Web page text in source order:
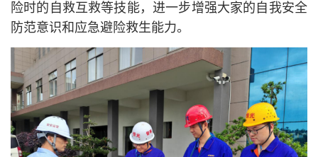
险时的自救互救等技能，进一步增强大家的自我安全
防范意识和应急避险救生能力。